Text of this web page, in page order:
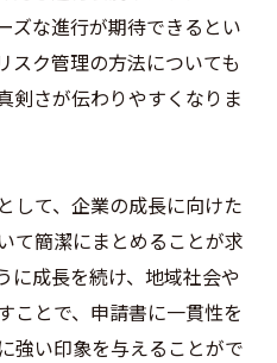
ズな進行が期待できるとい
スク管理の方法についても
剣さが伝わりやすくなりま
して、企業の成長に向けた
て簡潔にまとめることが求
に成長を続け、地域社会や
ことで、申請書に一貫性を
強い印象を与えることがで